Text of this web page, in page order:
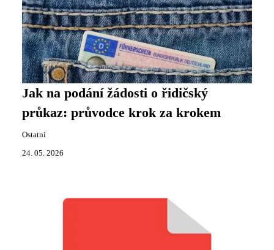
Jak na podání žádosti o řidičský
průkaz: průvodce krok za krokem
Ostatní
24. 05. 2026